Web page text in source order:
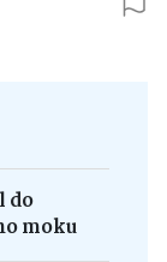
do
moku